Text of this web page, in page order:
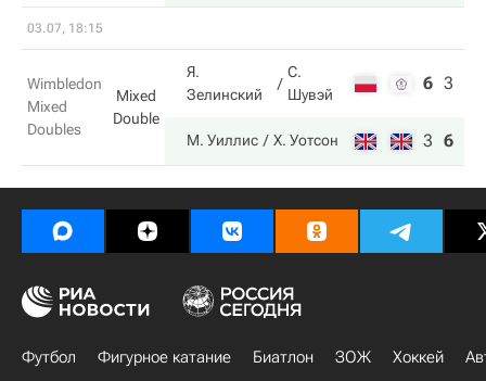
03.07, 18:15
Wimbledon
Mixed
Doubles
Mixed
Double
Я.
Зелинский
С.
Шувэй
6 3
М. Уиллис Х. Уотсон 3 6
Футбол Фигурное катание Биатлон ЗОЖ Хоккей